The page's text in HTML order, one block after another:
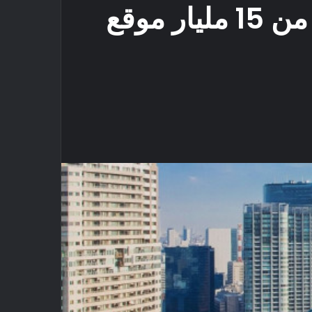
شركة مراقبة تزعم قدرتها على الوصول لأكثر من 15 مليار موقع